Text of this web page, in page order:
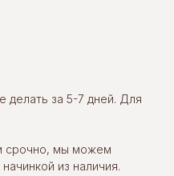
делать за 5-7 дней. Для
срочно, мы можем
из наличия.